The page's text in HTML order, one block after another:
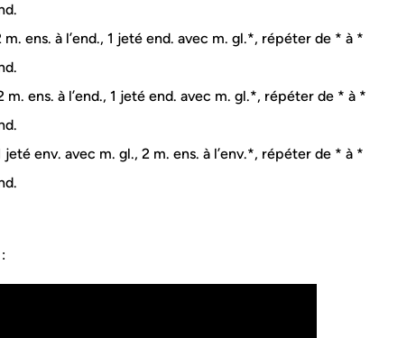
ens. à l’end., 1 jeté end. avec m. gl.*, répéter de * à *
m. ens. à l’end., 1 jeté end. avec m. gl.*, répéter de * à *
env. avec m. gl., 2 m. ens. à l’env.*, répéter de * à *